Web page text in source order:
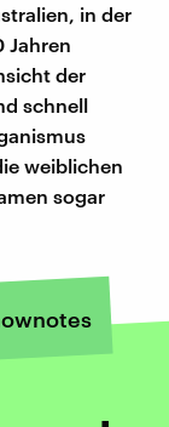
in der
Jahren
der
schnell
weiblichen
sogar